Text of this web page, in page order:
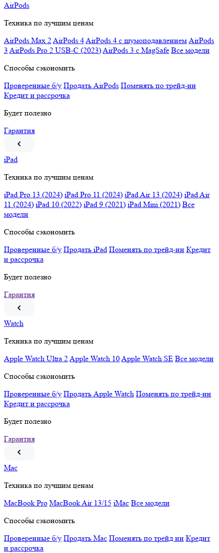
AirPods
Техника по лучшим ценам
AirPods Max 2AirPods 4AirPods 4 c шумоподавлением AirPods
3 AirPods Pro 2 USB-C (2023)AirPods 3 c MagSafe Все модели
Способы сэкономить
Проверенные б/у Продать AirPods Поменять по трейд-ин
Кредит и рассрочка
Будет полезно
Гарантия
iPad
Техника по лучшим ценам
iPad Pro 13 (2024) iPad Pro 11 (2024) iPad Air 13 (2024) iPad Air
11 (2024) iPad 10 (2022) iPad 9 (2021) iPad Mini (2021) Все
модели
Способы сэкономить
Проверенные б/у Продать iPad Поменять по трейд-ин Кредит
и рассрочка
Будет полезно
Гарантия
Watch
Техника по лучшим ценам
Apple Watch Ultra 2Apple Watch 10Apple Watch SE Все модели
Способы сэкономить
Проверенные б/у Продать Apple Watch Поменять по трейд-ин
Кредит и рассрочка
Будет полезно
Гарантия
Mac
Техника по лучшим ценам
MacBook Pro MacBook Air 13/15 iMac Все модели
Способы сэкономить
Проверенные б/у Продать Mac Поменять по трейд ин Кредит
и рассрочка